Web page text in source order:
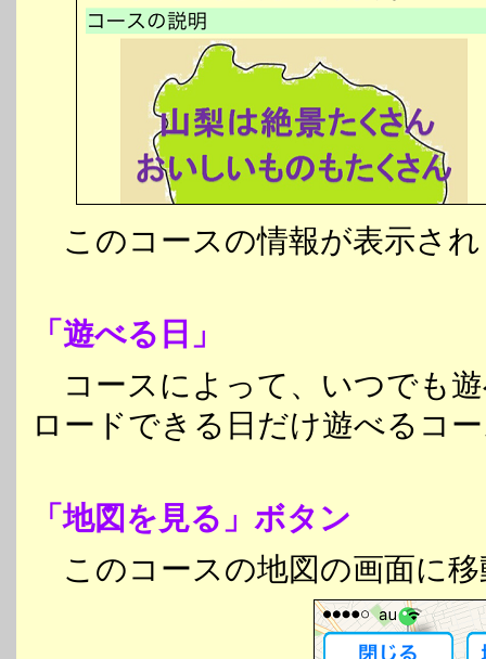
このコースの情報が表示さ
「遊べる日」
コースによって、いつでも
ロードできる日だけ遊べるコ
「地図を見る」ボタン
このコースの地図の画面に